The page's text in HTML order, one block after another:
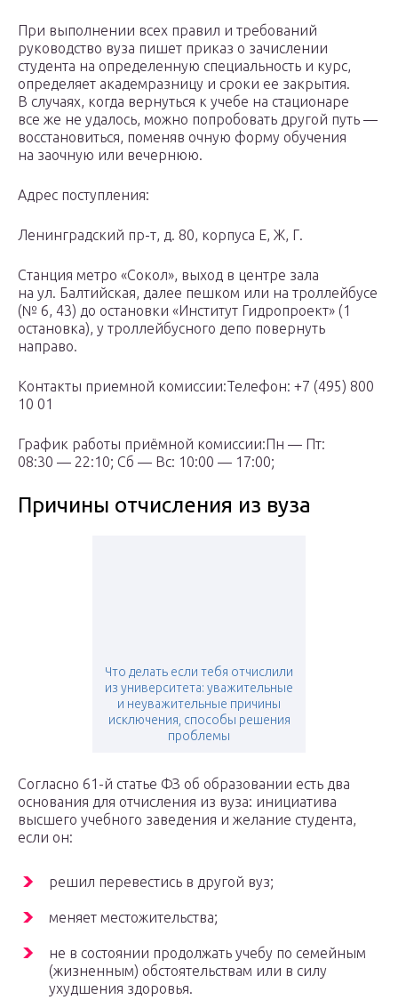
При выполнении всех правил и требований
руководство вуза пишет приказ о зачислении
студента на определенную специальность и курс,
определяет академразницу и сроки ее закрытия.
В случаях, когда вернуться к учебе на стационаре
все же не удалось, можно попробовать другой путь —
восстановиться, поменяв очную форму обучения
на заочную или вечернюю.
Адрес поступления:
Ленинградский пр-т, д. 80, корпуса Е, Ж, Г.
Станция метро «Сокол», выход в центре зала
на ул. Балтийская, далее пешком или на троллейбусе
(№ 6, 43) до остановки «Институт Гидропроект» (1
остановка), у троллейбусного депо повернуть
направо.
Контакты приемной комиссии:Телефон: +7 (495) 800
10 01
График работы приёмной комиссии:Пн — Пт:
08:30 — 22:10; Сб — Вс: 10:00 — 17:00;
Причины отчисления из вуза
Что делать если тебя отчислили
из университета: уважительные
и неуважительные причины
исключения, способы решения
проблемы
Согласно 61-й статье ФЗ об образовании есть два
основания для отчисления из вуза: инициатива
высшего учебного заведения и желание студента,
если он:
решил перевестись в другой вуз;
меняет местожительства;
не в состоянии продолжать учебу по семейным
(жизненным) обстоятельствам или в силу
ухудшения здоровья.